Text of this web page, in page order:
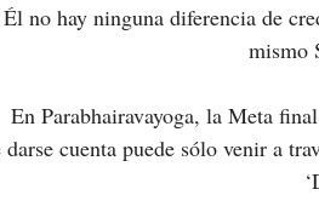
no hay ninguna diferencia de
mismo
En Parabhairavayoga, la Meta final
darse cuenta puede sólo venir a